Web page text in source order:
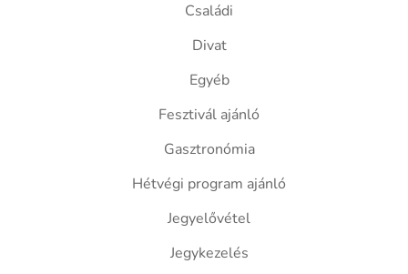
Családi
Divat
Egyéb
Fesztivál ajánló
Gasztronómia
Hétvégi program ajánló
Jegyelővétel
Jegykezelés